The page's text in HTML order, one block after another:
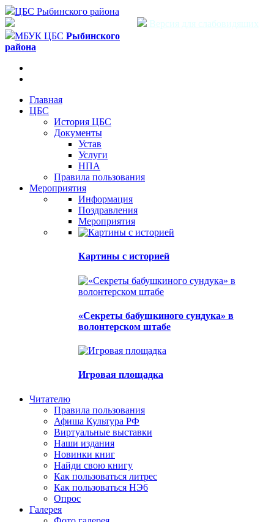
ЦБС Рыбинского района
Версия для слабовидящих
МБУК ЦБС Рыбинского
района
Главная
ЦБС
История ЦБС
Документы
Устав
Услуги
НПА
Правила пользования
Мероприятия
Информация
Поздравления
Мероприятия
Картины с историей
«Секреты бабушкиного сундука» в
волонтерском штабе
Игровая площадка
Читателю
Правила пользования
Афиша Культура РФ
Виртуальные выставки
Наши издания
Новинки книг
Найди свою книгу
Как пользоваться литрес
Как пользоваться НЭ6
Опрос
Галерея